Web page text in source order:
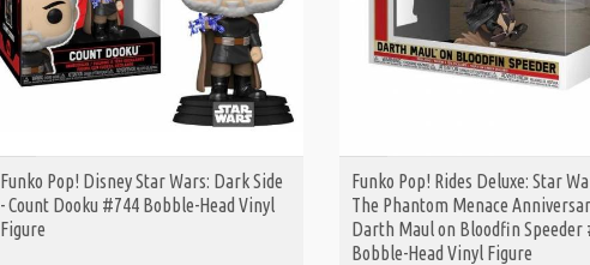
ΑΓΟΡΑ
Funko Pop! Disney Star Wars: Dark Side
- Count Dooku #744 Bobble-Head Vinyl
Figure
ΑΓΟΡΑ
Funko Pop! Rides Deluxe: Star
The Phantom Menace
Darth Maul on Bloodfin Speeder
Bobble-Head Vinyl Figure